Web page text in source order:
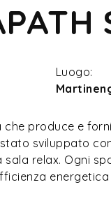
Luogo:
che produce e
sviluppato
sala relax. Ogni